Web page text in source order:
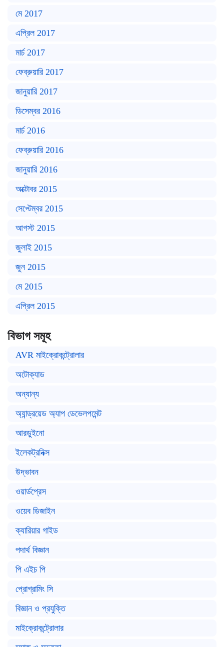
মে 2017
এপ্রিল 2017
মার্চ 2017
ফেব্রুয়ারি 2017
জানুয়ারি 2017
ডিসেম্বর 2016
মার্চ 2016
ফেব্রুয়ারি 2016
জানুয়ারি 2016
অক্টোবর 2015
সেপ্টেম্বর 2015
আগস্ট 2015
জুলাই 2015
জুন 2015
মে 2015
এপ্রিল 2015
বিভাগ সমূহ
AVR মাইক্রোকন্ট্রোলার
অটোক্যাড
অন্যান্য
অ্যান্ড্রয়েড অ্যাপ ডেভেলপমেন্ট
আরডুইনো
ইলেকট্রনিক্স
উদ্ভাবন
ওয়ার্ডপ্রেস
ওয়েব ডিজাইন
ক্যারিয়ার গাইড
পদার্থ বিজ্ঞান
পি এইচ পি
প্রোগ্রামিং সি
বিজ্ঞান ও প্রযুক্তি
মাইক্রোকন্ট্রোলার